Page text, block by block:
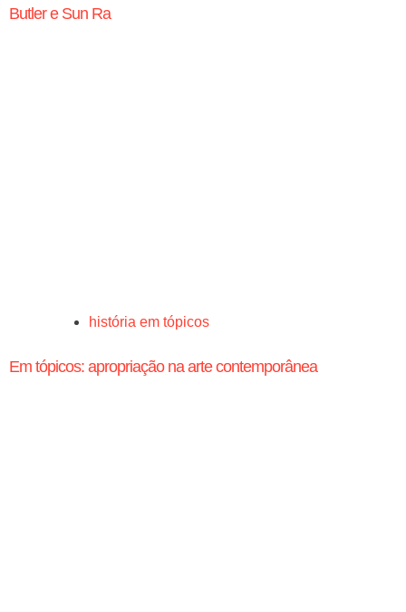
Butler e Sun Ra
história em tópicos
Em tópicos: apropriação na arte contemporânea